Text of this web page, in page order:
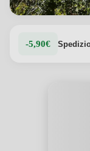
-5,90€